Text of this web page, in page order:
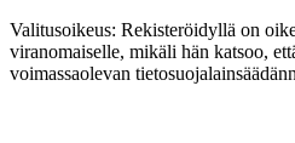
Valitusoikeus: Rekisteröidyllä on
viranomaiselle, mikäli hän katsoo,
voimassaolevan